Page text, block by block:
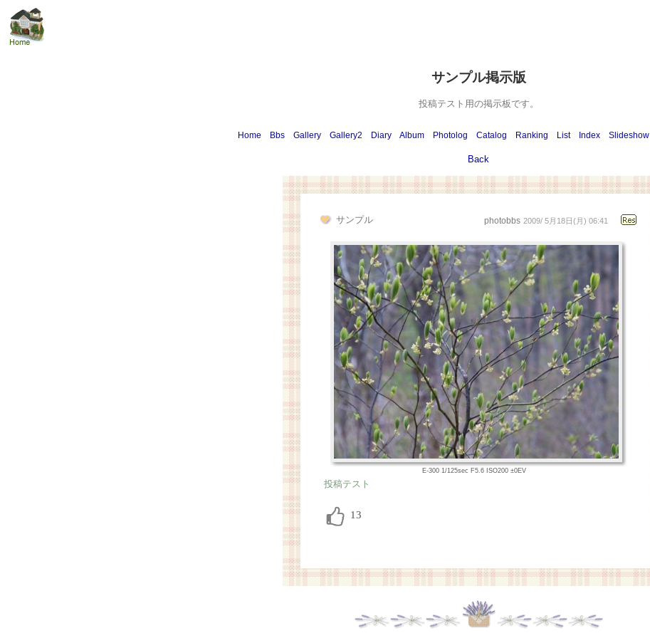
サンプル掲示版
投稿テスト用の掲示板です。
Home Bbs Gallery Gallery2 Diary Album Photolog Catalog Ranking List Index Slideshow
Back
サンプル photobbs 2009/ 5月18日(月) 06:41
E-300 1/125sec F5.6 ISO200 ±0EV
投稿テスト